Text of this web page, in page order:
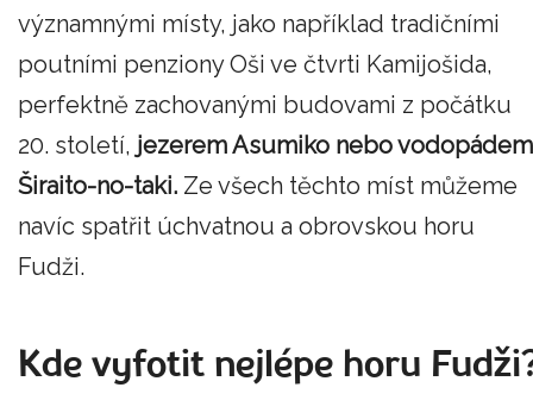
významnými místy, jako například tradičními
poutními penziony Oši ve čtvrti Kamijošida,
perfektně zachovanými budovami z počátku
20. století, jezerem Asumiko nebo vodopádem
Širaito-no-taki. Ze všech těchto míst můžeme
navíc spatřit úchvatnou a obrovskou horu
Fudži.
Kde vyfotit nejlépe horu